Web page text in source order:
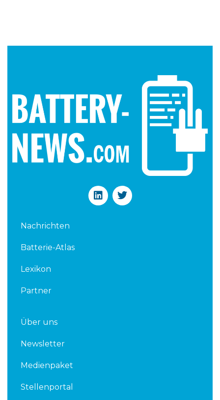
L
i
T
w
Nachrichten
Batterie-Atlas
Lexikon
Partner
Über uns
Newsletter
Medienpaket
Stellenportal